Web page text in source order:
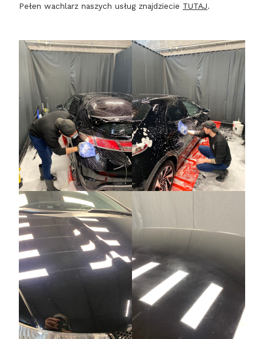
Pełen wachlarz naszych usług znajdziecie TUTAJ.